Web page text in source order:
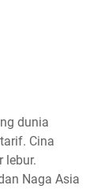
dunia
Cina
lebur.
Naga Asia